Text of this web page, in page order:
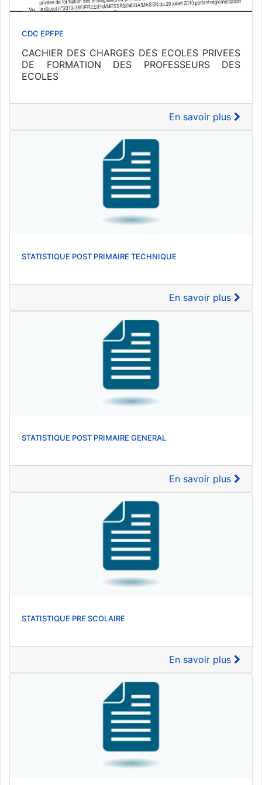
CDC EPFPE
CACHIER DES CHARGES DES ECOLES PRIVEES
DE FORMATION DES PROFESSEURS DES
ECOLES
En savoir plus
STATISTIQUE POST PRIMAIRE TECHNIQUE
En savoir plus
STATISTIQUE POST PRIMAIRE GENERAL
En savoir plus
STATISTIQUE PRE SCOLAIRE
En savoir plus